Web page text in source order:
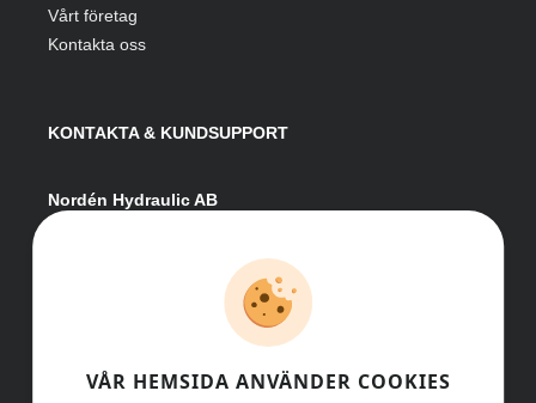
Vårt företag
Kontakta oss
KONTAKTA & KUNDSUPPORT
Nordén Hydraulic AB
info@nordenhydraulic.se
Org-nr: 556531-8424
VÅR HEMSIDA ANVÄNDER COOKIES